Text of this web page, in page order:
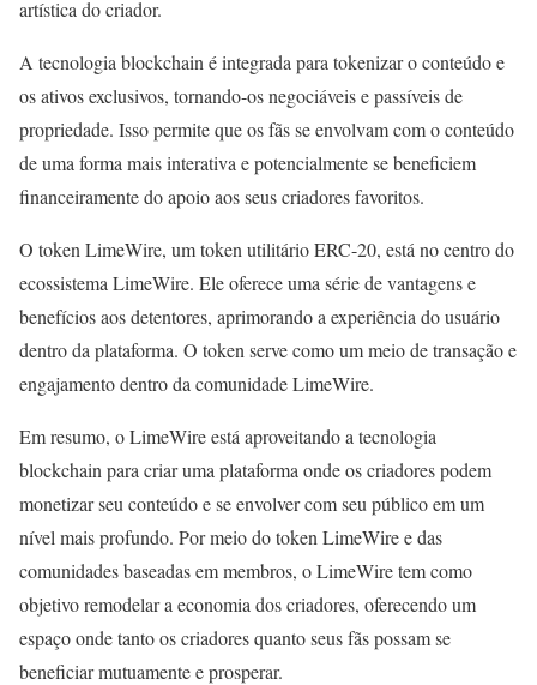
artística do criador.
A tecnologia blockchain é integrada para tokenizar o conteúdo e
os ativos exclusivos, tornando-os negociáveis e passíveis de
propriedade. Isso permite que os fãs se envolvam com o conteúdo
de uma forma mais interativa e potencialmente se beneficiem
financeiramente do apoio aos seus criadores favoritos.
O token LimeWire, um token utilitário ERC-20, está no centro do
ecossistema LimeWire. Ele oferece uma série de vantagens e
benefícios aos detentores, aprimorando a experiência do usuário
dentro da plataforma. O token serve como um meio de transação e
engajamento dentro da comunidade LimeWire.
Em resumo, o LimeWire está aproveitando a tecnologia
blockchain para criar uma plataforma onde os criadores podem
monetizar seu conteúdo e se envolver com seu público em um
nível mais profundo. Por meio do token LimeWire e das
comunidades baseadas em membros, o LimeWire tem como
objetivo remodelar a economia dos criadores, oferecendo um
espaço onde tanto os criadores quanto seus fãs possam se
beneficiar mutuamente e prosperar.